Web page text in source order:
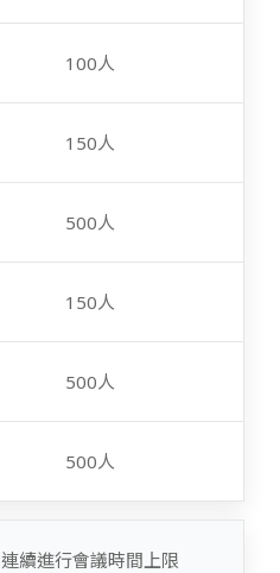
100人
150人
500人
150人
500人
500人
連續進行會議時間上限